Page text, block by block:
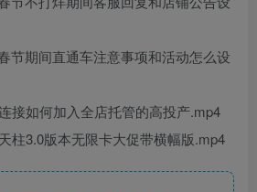
节期间直通车注意事项和活动怎么设
接如何加入全店托管的高投产.mp4
柱3.0版本无限卡大促带横幅版.mp4